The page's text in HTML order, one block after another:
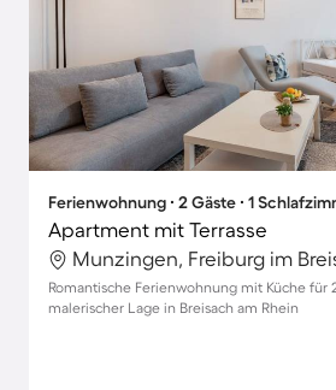
Ferienwohnung ∙ 2 Gäste ∙ 1
Apartment mit Terrasse
Romantische Ferienwohnung mit Küche für
malerischer Lage in Breisach am Rhein